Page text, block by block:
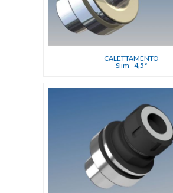
CALETTAMENTO
Slim - 4,5°